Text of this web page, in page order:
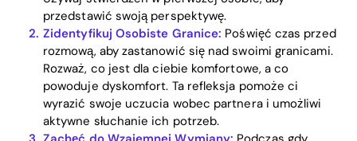
przedstawić swoją perspektywę.
Zidentyfikuj Osobiste Granice: Poświęć czas przed
rozmową, aby zastanowić się nad swoimi granicami.
Rozważ, co jest dla ciebie komfortowe, a co
powoduje dyskomfort. Ta refleksja pomoże ci
wyrazić swoje uczucia wobec partnera i umożliwi
aktywne słuchanie ich potrzeb.